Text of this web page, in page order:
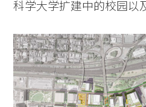
科学大学扩建中的校园以